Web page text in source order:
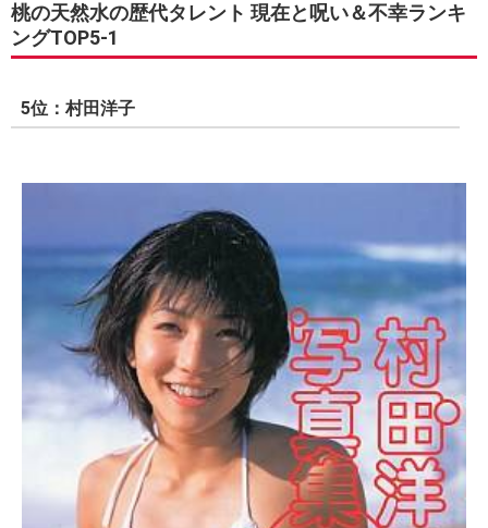
桃の天然水の歴代タレント 現在と呪い＆不幸ランキ
ングTOP5-1
5位：村田洋子